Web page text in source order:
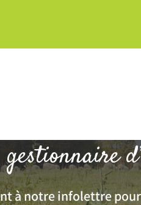
gestionnaire
à notre infolettre